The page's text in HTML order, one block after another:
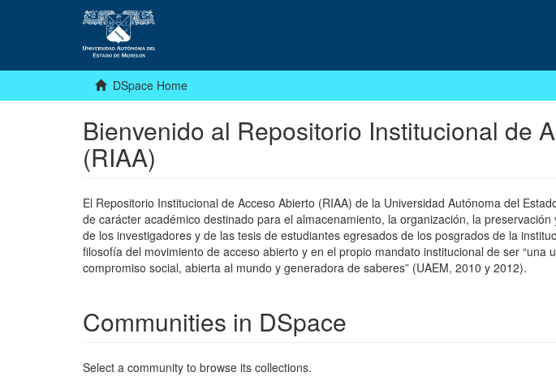
DSpace Home
Bienvenido al Repositorio Institucional de
(RIAA)
El Repositorio Institucional de Acceso Abierto (RIAA) de la Universidad Autónoma del
de carácter académico destinado para el almacenamiento, la organización, la
de los investigadores y de las tesis de estudiantes egresados de los posgrados de la
filosofía del movimiento de acceso abierto y en el propio mandato institucional de ser “una
compromiso social, abierta al mundo y generadora de saberes” (UAEM, 2010 y 2012).
Communities in DSpace
Select a community to browse its collections.